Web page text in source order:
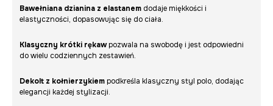
Bawełniana dzianina z elastanem dodaje miękkości i
elastyczności, dopasowując się do ciała.
Klasyczny krótki rękawpozwala na swobodę i jest odpowiedni
do wielu codziennych zestawień.
Dekolt z kołnierzykiem podkreśla klasyczny styl polo, dodając
elegancji każdej stylizacji.